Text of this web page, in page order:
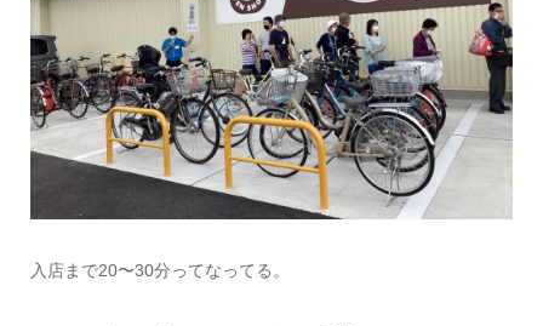
入店まで20〜30分ってなってる。